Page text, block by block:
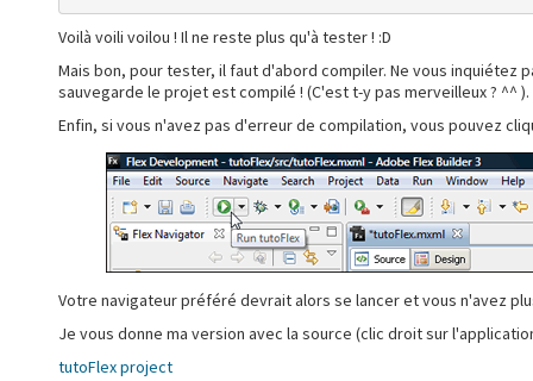
Voilà voili voilou ! Il ne reste plus qu'à tester ! :D
Mais bon, pour tester, il faut d'abord compiler. Ne vous inquiétez
sauvegarde le projet est compilé ! (C'est t-y pas merveilleux ? ^^
Enfin, si vous n'avez pas d'erreur de compilation, vous pouvez
Votre navigateur préféré devrait alors se lancer et vous n'avez
Je vous donne ma version avec la source (clic droit sur
tutoFlex project